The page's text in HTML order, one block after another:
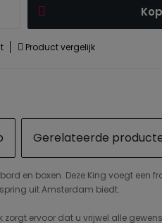
Product vergelijk
Gerelateerde
en boxen. Deze King voegt een
uit Amsterdam biedt.
ervoor dat u vrijwel alle